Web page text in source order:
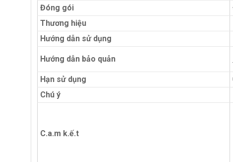
Đóng gói
Thương hiệu
Hướng dẫn sử dụng
Hướng dẫn bảo quản
Hạn sử dụng
Chú ý
C.a.m k.ế.t